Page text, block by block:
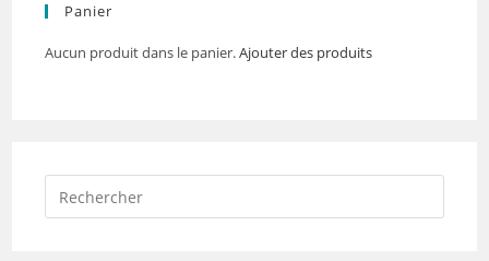
Panier
Aucun produit dans le panier.Ajouter des produits